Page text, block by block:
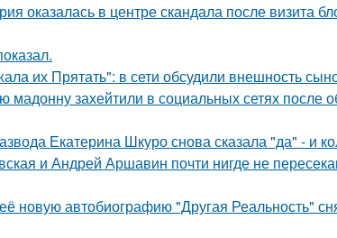
оказалась в центре скандала после визита
их Прятать": в сети обсудили внешность
захейтили в социальных сетях после
Екатерина Шкуро снова сказала "да" - и
и Андрей Аршавин почти нигде не
новую автобиографию "Другая Реальность"